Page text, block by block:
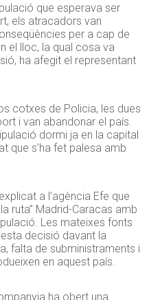
que esperava ser
els atracadors van
per a cap de
el lloc, la qual cosa va
ha afegit el representant
cotxes de Policia, les dues
i van abandonar el país.
dormi ja en la capital
que s’ha fet palesa amb
a l’agència Efe que
ruta” Madrid-Caracas amb
Les mateixes fonts
decisió davant la
falta de subministraments i
en aquest país.
ha obert una